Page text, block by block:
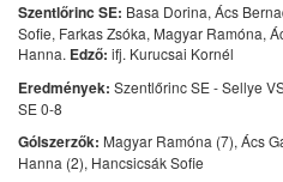
Szentlőrinc SE: Basa Dorina, Ács
Sofie, Farkas Zsóka, Magyar Ramóna,
Hanna. Edző: ifj. Kurucsai Kornél
Eredmények: Szentlőrinc SE - Sellye
SE 0-8
Gólszerzők: Magyar Ramóna (7), Ács
Hanna (2), Hancsicsák Sofie